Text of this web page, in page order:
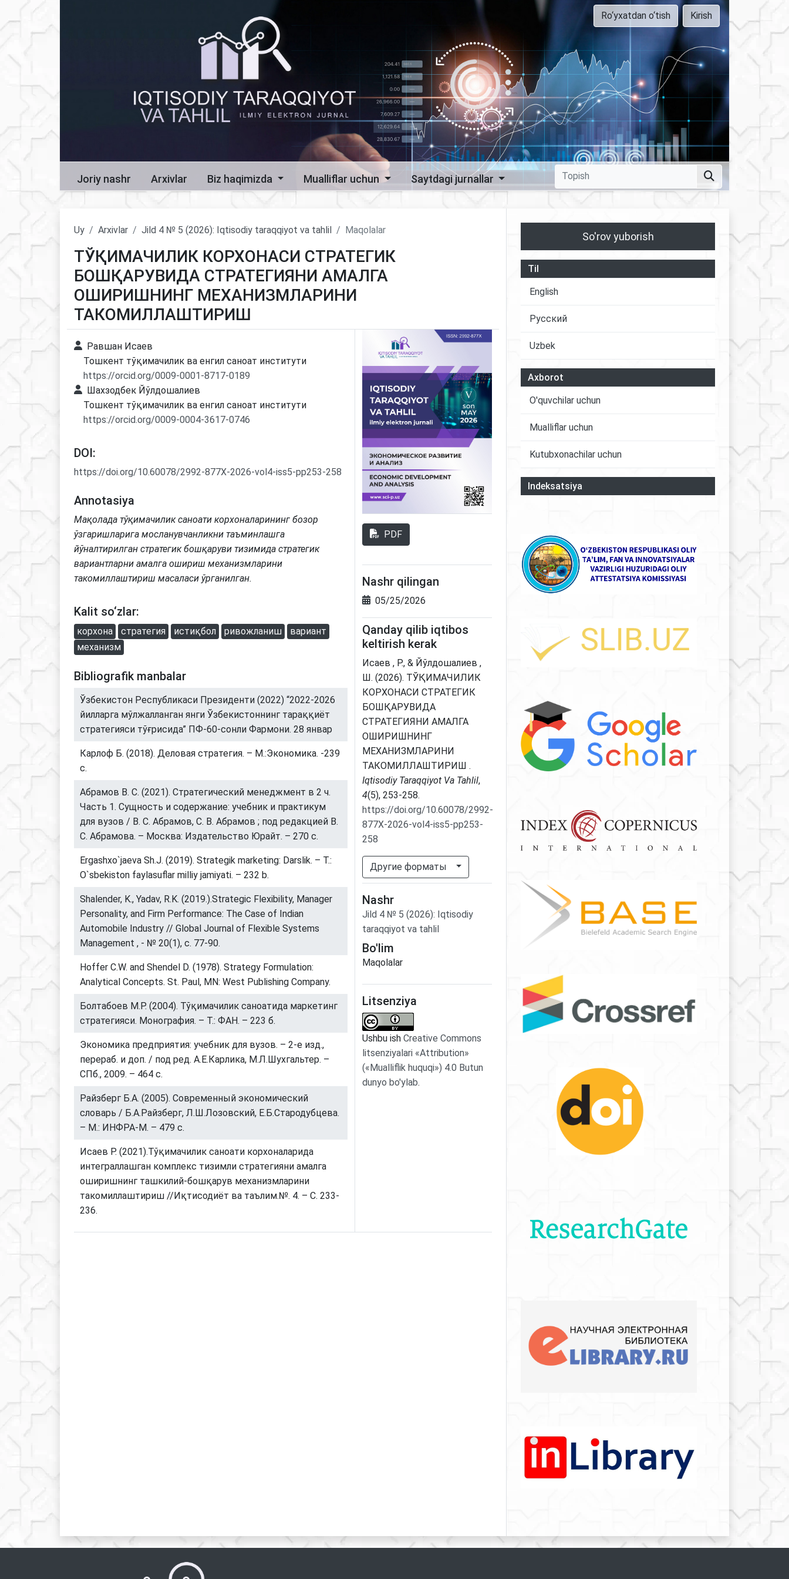
Ro‘yxatdan o‘tish Kirish
Joriy nashr Arxivlar Biz haqimizda Mualliflar uchun Saytdagi jurnallar
Uy Arxivlar Jild 4 № 5 (2026): Iqtisodiy taraqqiyot va tahlil Maqolalar
ТЎҚИМАЧИЛИК КОРХОНАСИ СТРАТЕГИК
БОШҚАРУВИДА СТРАТЕГИЯНИ АМАЛГА
ОШИРИШНИНГ МЕХАНИЗМЛАРИНИ
ТАКОМИЛЛАШТИРИШ
Равшан Исаев
Тошкент тўқимачилик ва енгил саноат институти
https://orcid.org/0009-0001-8717-0189
Шахзодбек Йўлдошалиев
Тошкент тўқимачилик ва енгил саноат институти
https://orcid.org/0009-0004-3617-0746
DOI:
https://doi.org/10.60078/2992-877X-2026-vol4-iss5-pp253-258
Annotasiya
Мақолада тўқимачилик саноати корхоналарининг бозор
ўзгаришларига мосланувчанликни таъминлашга
йўналтирилган стратегик бошқаруви тизимида стратегик
вариантларни амалга ошириш механизмларини
такомиллаштириш масаласи ўрганилган.
Kalit so‘zlar:
корхона стратегия истиқбол ривожланиш
вариант
механизм
Bibliografik manbalar
Ўзбекистон Республикаси Президенти (2022) “2022-2026
йилларга мўлжалланган янги Ўзбекистоннинг тараққиёт
стратегияси тўғрисида” ПФ-60-сонли Фармони. 28 январ
Карлоф Б. (2018). Деловая стратегия. – М.:Экономика. -239
с.
Абрамов В. С. (2021). Стратегический менеджмент в 2 ч.
Часть 1. Сущность и содержание: учебник и практикум
для вузов / В. С. Абрамов, С. В. Абрамов ; под редакцией В.
С. Абрамова. – Москва: Издательство Юрайт. – 270 с.
Ergashxo`jaeva Sh.J. (2019). Strategik marketing: Darslik. – T.:
O`sbekiston faylasuflar milliy jamiyati. – 232 b.
Shalender, K., Yadav, R.K. (2019.).Strategic Flexibility, Manager
Personality, and Firm Performance: The Case of Indian
Automobile Industry // Global Journal of Flexible Systems
Management , - № 20(1), с. 77-90.
Hoffer C.W. and Shendel D. (1978). Strategy Formulation:
Analytical Concepts. St. Paul, MN: West Publishing Company.
Болтабоев М.Р. (2004). Тўқимачилик саноатида маркетинг
стратегияси. Монография. – Т.: ФАН. – 223 б.
Экономика предприятия: учебник для вузов. – 2-е изд.,
перераб. и доп. / под ред. А.Е.Карлика, М.Л.Шухгальтер. –
СПб., 2009. – 464 с.
Райзберг Б.А. (2005). Современный экономический
словарь / Б.А.Райзберг, Л.Ш.Лозовский, Е.Б.Стародубцева.
– М.: ИНФРА-М. – 479 с.
Исаев Р. (2021).Тўқимачилик саноати корхоналарида
интеграллашган комплекс тизимли стратегияни амалга
оширишнинг ташкилий-бошқарув механизмларини
такомиллаштириш //Иқтисодиёт ва таълим.№. 4. – С. 233-
236.
PDF
Nashr qilingan
05/25/2026
Qanday qilib iqtibos
keltirish kerak
Исаев , Р., & Йўлдошалиев ,
Ш. (2026). ТЎҚИМАЧИЛИК
КОРХОНАСИ СТРАТЕГИК
БОШҚАРУВИДА
СТРАТЕГИЯНИ АМАЛГА
ОШИРИШНИНГ
МЕХАНИЗМЛАРИНИ
ТАКОМИЛЛАШТИРИШ .
Iqtisodiy Taraqqiyot Va Tahlil,
4(5), 253-258.
https://doi.org/10.60078/2992-
877X-2026-vol4-iss5-pp253-
258
Другие форматы
Nashr
Jild 4№ 5 (2026): Iqtisodiy
taraqqiyot va tahlil
Bo'lim
Maqolalar
Litsenziya
Ushbu ish Creative Commons
litsenziyalari «Attribution»
(«Mualliflik huquqi») 4.0 Butun
dunyo bo'ylab.
So'rov yuborish
Til
English
Русский
Uzbek
Axborot
O'quvchilar uchun
Mualliflar uchun
Kutubxonachilar uchun
Indeksatsiya